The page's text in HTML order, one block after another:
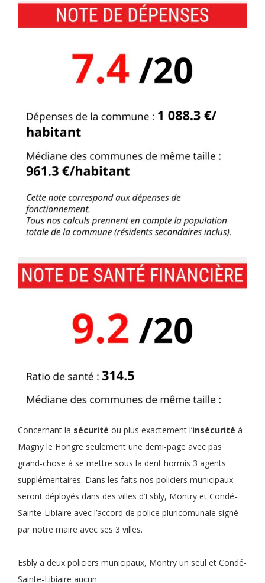
Concernant la sécurité ou plus exactement l’insécurité à
Magny le Hongre seulement une demi-page avec pas
grand-chose à se mettre sous la dent hormis 3 agents
supplémentaires. Dans les faits nos policiers municipaux
seront déployés dans des villes d’Esbly, Montry et Condé-
Sainte-Libiaire avec l’accord de police pluricomunale signé
par notre maire avec ses 3 villes.
Esbly a deux policiers municipaux, Montry un seul et Condé-
Sainte-Libiaire aucun.